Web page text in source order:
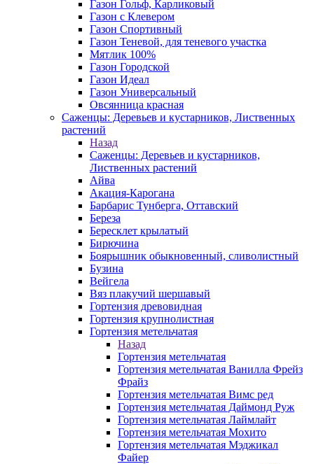
Газон Гольф, Карликовый
Газон с Клевером
Газон Спортивный
Газон Теневой, для теневого участка
Мятлик 100%
Газон Городской
Газон Идеал
Газон Универсальный
Овсянница красная
Саженцы: Деревьев и кустарников, Лиственных
растений
Назад
Саженцы: Деревьев и кустарников,
Лиственных растений
Айва
Акация-Карогана
Барбарис Тунберга, Оттавский
Береза
Бересклет крылатый
Бирючина
Боярышник обыкновенный, сливолистный
Бузина
Вейгела
Вяз плакучий шершавый
Гортензия древовидная
Гортензия крупнолистная
Гортензия метельчатая
Назад
Гортензия метельчатая
Гортензия метельчатая Ванилла Фрейз
Фрайз
Гортензия метельчатая Вимс ред
Гортензия метельчатая Даймонд Руж
Гортензия метельчатая Лаймлайт
Гортензия метельчатая Мохито
Гортензия метельчатая Мэджикал
Файер